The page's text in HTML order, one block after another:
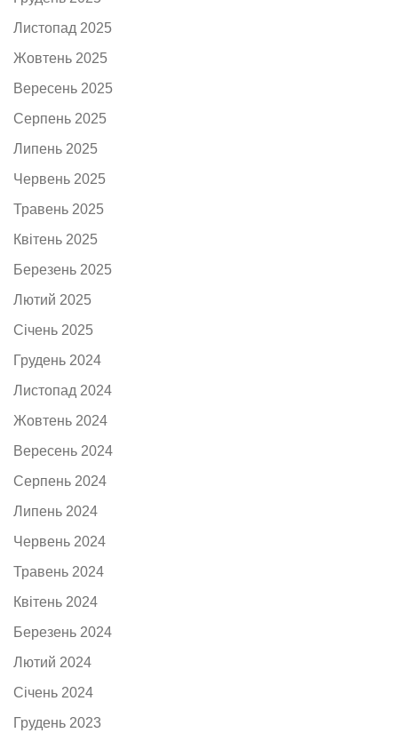
Листопад 2025
Жовтень 2025
Вересень 2025
Серпень 2025
Липень 2025
Червень 2025
Травень 2025
Квітень 2025
Березень 2025
Лютий 2025
Січень 2025
Грудень 2024
Листопад 2024
Жовтень 2024
Вересень 2024
Серпень 2024
Липень 2024
Червень 2024
Травень 2024
Квітень 2024
Березень 2024
Лютий 2024
Січень 2024
Грудень 2023